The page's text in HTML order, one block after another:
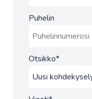
Puhelin
Otsikko*